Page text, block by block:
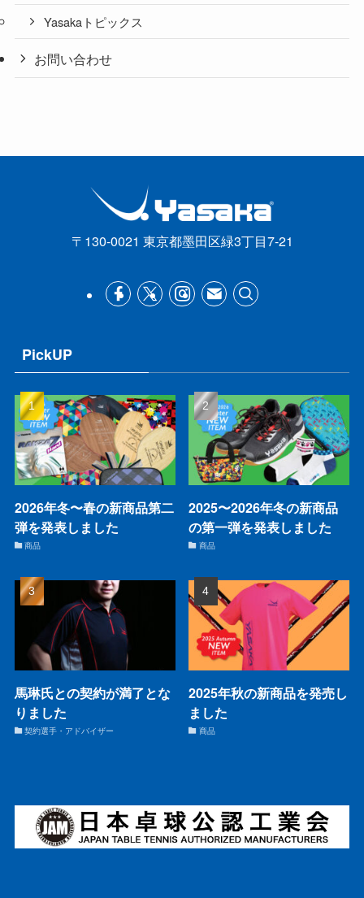
Yasakaトピックス
お問い合わせ
〒130-0021 東京都墨田区緑3丁目7-21
PickUP
2026年冬〜春の新商品第二
弾を発表しました
商品
2025〜2026年冬の新商品
の第一弾を発表しました
商品
馬琳氏との契約が満了とな
りました
契約選手・アドバイザー
2025年秋の新商品を発売し
ました
商品